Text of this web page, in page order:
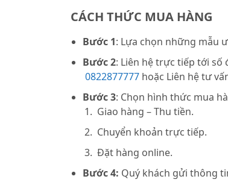
CÁCH THỨC MUA HÀNG
Bước 1: Lựa chọn những mẫu
Bước 2: Liên hệ trực tiếp tới số
0822877777 hoặc Liên hệ tư
Bước 3: Chọn hình thức mua
Giao hàng – Thu tiền.
Chuyển khoản trực tiếp.
Đặt hàng online.
Bước 4: Quý khách gửi thông